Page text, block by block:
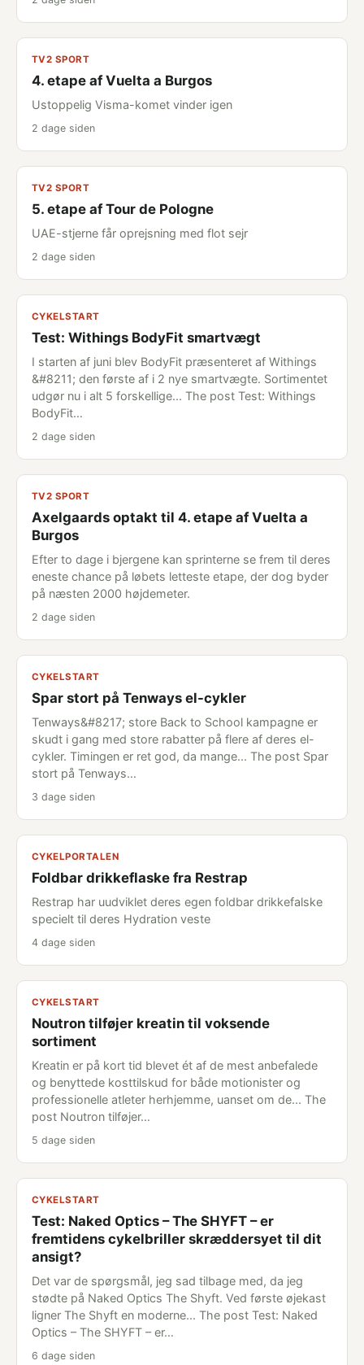
TV2 SPORT
4. etape af Vuelta a Burgos
Ustoppelig Visma-komet vinder igen
2 dage siden
TV2 SPORT
5. etape af Tour de Pologne
UAE-stjerne får oprejsning med flot sejr
2 dage siden
CYKELSTART
Test: Withings BodyFit smartvægt
I starten af juni blev BodyFit præsenteret af Withings
&#8211; den første af i 2 nye smartvægte. Sortimentet
udgør nu i alt 5 forskellige... The post Test: Withings
BodyFit…
2 dage siden
TV2 SPORT
Axelgaards optakt til 4. etape af Vuelta a
Burgos
Efter to dage i bjergene kan sprinterne se frem til deres
eneste chance på løbets letteste etape, der dog byder
på næsten 2000 højdemeter.
2 dage siden
CYKELSTART
Spar stort på Tenways el-cykler
Tenways&#8217; store Back to School kampagne er
skudt i gang med store rabatter på flere af deres el-
cykler. Timingen er ret god, da mange... The post Spar
stort på Tenways…
3 dage siden
CYKELPORTALEN
Foldbar drikkeflaske fra Restrap
Restrap har uudviklet deres egen foldbar drikkefalske
specielt til deres Hydration veste
4 dage siden
CYKELSTART
Noutron tilføjer kreatin til voksende
sortiment
Kreatin er på kort tid blevet ét af de mest anbefalede
og benyttede kosttilskud for både motionister og
professionelle atleter herhjemme, uanset om de... The
post Noutron tilføjer…
5 dage siden
CYKELSTART
Test: Naked Optics – The SHYFT – er
fremtidens cykelbriller skræddersyet til dit
ansigt?
Det var de spørgsmål, jeg sad tilbage med, da jeg
stødte på Naked Optics The Shyft. Ved første øjekast
ligner The Shyft en moderne... The post Test: Naked
Optics – The SHYFT – er…
6 dage siden